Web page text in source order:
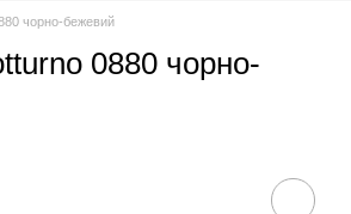
чорно-бежевий
0880 чорно-